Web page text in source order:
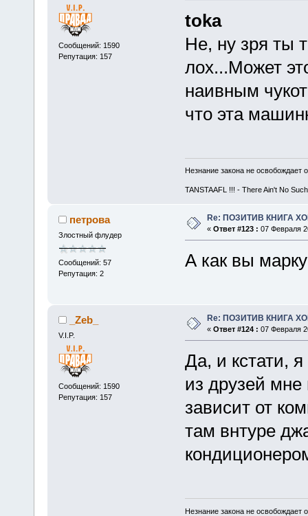
Сообщений: 1590
Репутация: 157
toka
Не, ну зря ты
лох...Может
наивным
что эта
Незнание закона не освобождает
TANSTAAFL !!! - There Ain't No
петрова
Злостный флудер
Сообщений: 57
Репутация: 2
Re: ПОЗИТИВ КНИГА
« Ответ #123 : 07 Февраля
А как вы
_Zeb_
V.I.P.
Сообщений: 1590
Репутация: 157
Re: ПОЗИТИВ КНИГА
« Ответ #124 : 07 Февраля
Да, и кстати,
из друзей мне
зависит от
там внтуре
Незнание закона не освобождает